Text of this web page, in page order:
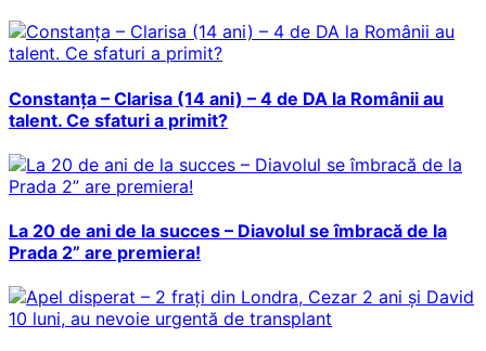
Constanța – Clarisa (14 ani) – 4 de DA la Românii au
talent. Ce sfaturi a primit?
La 20 de ani de la succes – Diavolul se îmbracă de la
Prada 2” are premiera!